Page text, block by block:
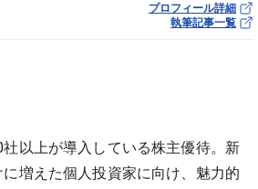
プロフィール詳細
執筆記事一覧
以上が導入している株主優待。新
増えた個人投資家に向け、魅力的